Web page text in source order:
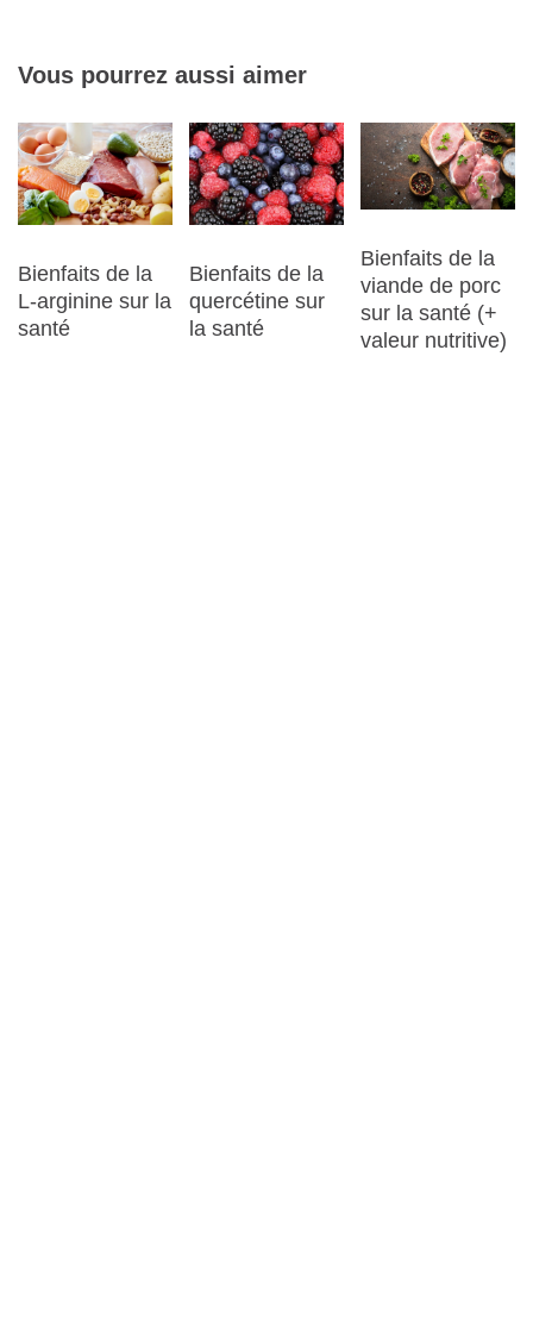
Vous pourrez aussi aimer
Bienfaits de la
L-arginine sur la
santé
Bienfaits de la
quercétine sur
la santé
Bienfaits de la
viande de porc
sur la santé (+
valeur nutritive)